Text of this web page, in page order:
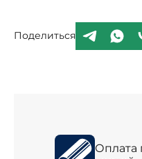
Поделиться
Оплата